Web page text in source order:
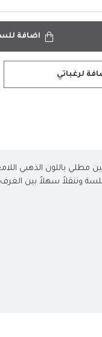
اضافة
لرغباتي
مطلي باللون الذهبي
سهلاً بين الغرف